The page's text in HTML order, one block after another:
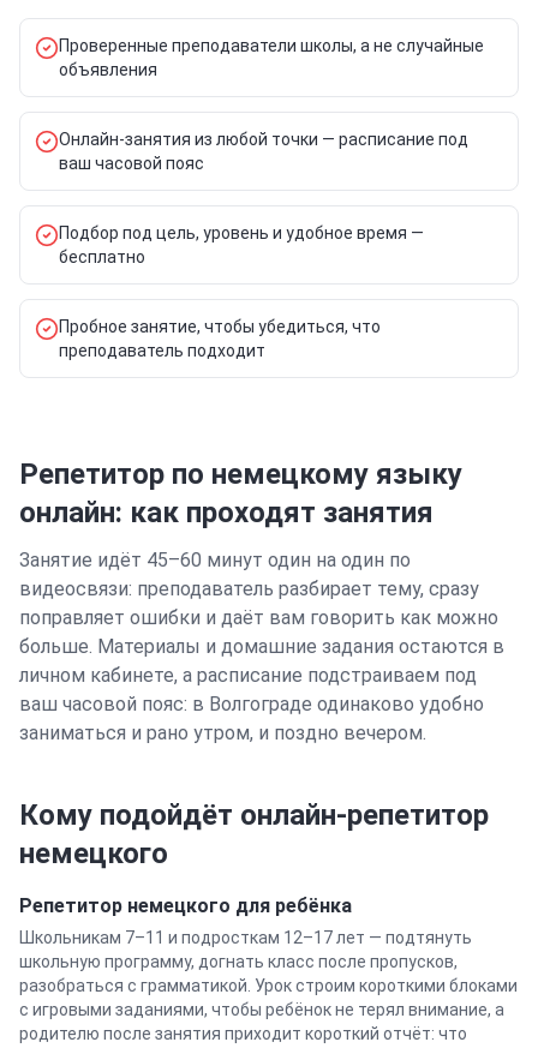
Проверенные преподаватели школы, а не случайные
объявления
Онлайн-занятия из любой точки — расписание под
ваш часовой пояс
Подбор под цель, уровень и удобное время —
бесплатно
Пробное занятие, чтобы убедиться, что
преподаватель подходит
Репетитор по немецкому языку
онлайн: как проходят занятия
Занятие идёт 45–60 минут один на один по
видеосвязи: преподаватель разбирает тему, сразу
поправляет ошибки и даёт вам говорить как можно
больше. Материалы и домашние задания остаются в
личном кабинете, а расписание подстраиваем под
ваш часовой пояс: в Волгограде одинаково удобно
заниматься и рано утром, и поздно вечером.
Кому подойдёт онлайн-репетитор
немецкого
Репетитор немецкого для ребёнка
Школьникам 7–11 и подросткам 12–17 лет — подтянуть
школьную программу, догнать класс после пропусков,
разобраться с грамматикой. Урок строим короткими блоками
с игровыми заданиями, чтобы ребёнок не терял внимание, а
родителю после занятия приходит короткий отчёт: что